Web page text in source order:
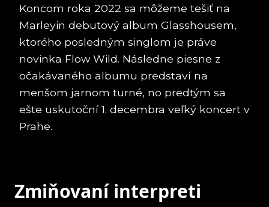
Koncom roka 2022 sa môžeme tešiť na
Marleyin debutový album Glasshousem,
ktorého posledným singlom je práve
novinka Flow Wild. Následne piesne z
očakávaného albumu predstaví na
menšom jarnom turné, no predtým sa
ešte uskutoční 1. decembra veľký koncert v
Prahe.
Zmiňovaní interpreti